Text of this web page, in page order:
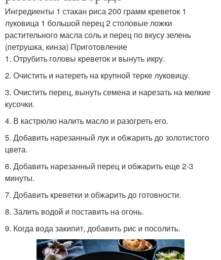
Ингредиенты 1 стакан риса 200 грамм креветок 1
луковица 1 большой перец 2 столовые ложки
растительного масла соль и перец по вкусу зелень
(петрушка, кинза) Приготовление
1. Отрубить головы креветок и вынуть икру.
2. Очистить и натереть на крупной терке луковицу.
3. Очистить перец, вынуть семена и нарезать на мелкие
кусочки.
4. В кастрюлю налить масло и разогреть его.
5. Добавить нарезанный лук и обжарить до золотистого
цвета.
6. Добавить нарезанный перец и обжарить еще 2-3
минуты.
7. Добавить креветки и обжарить до готовности.
8. Залить водой и поставить на огонь.
9. Когда вода закипит, добавить рис и посолить.